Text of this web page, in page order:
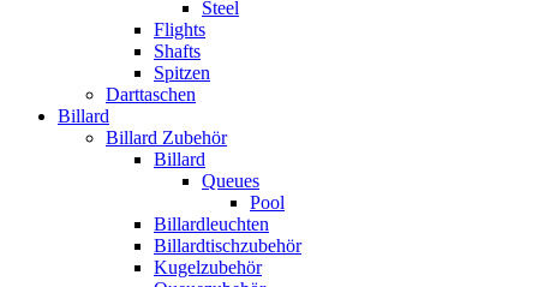
Steel
Flights
Shafts
Spitzen
Darttaschen
Billard
Billard Zubehör
Billard
Queues
Pool
Billardleuchten
Billardtischzubehör
Kugelzubehör